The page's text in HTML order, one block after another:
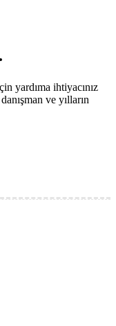
yardıma ihtiyacınız
ve yılların